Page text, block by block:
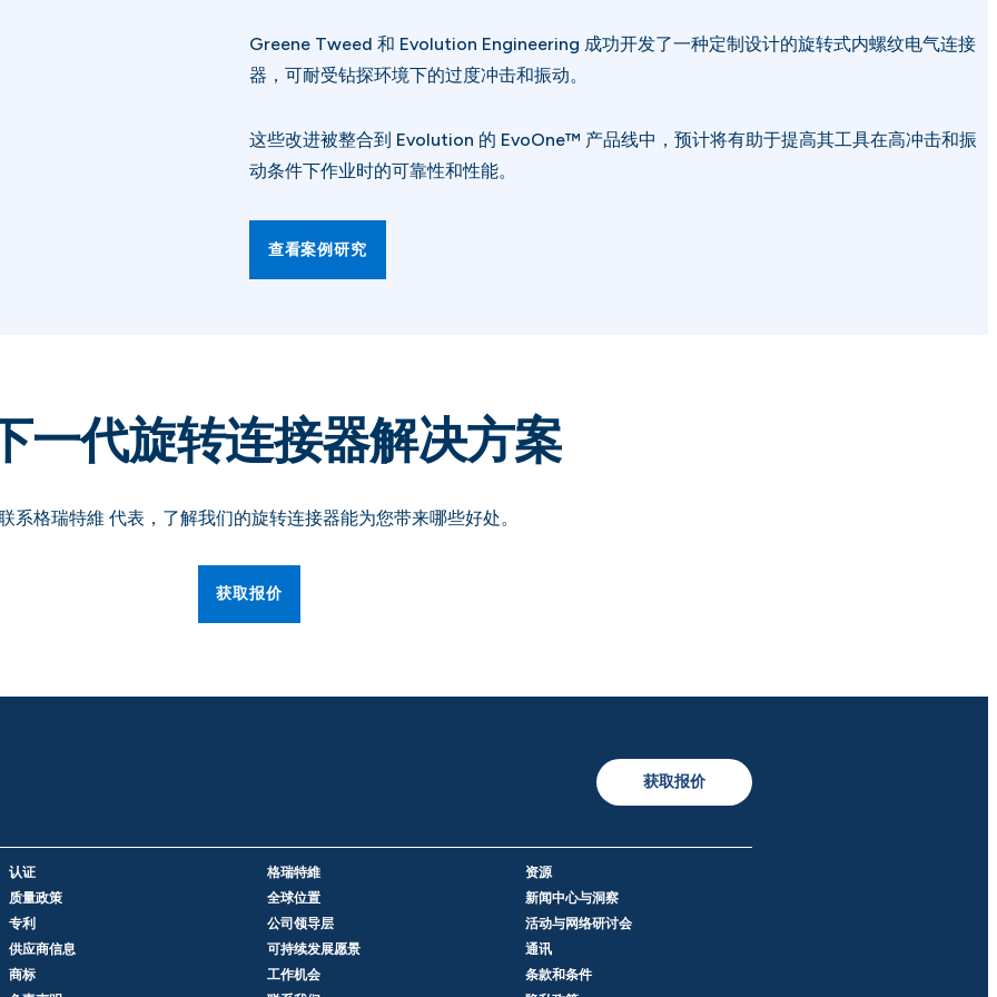
Greene Tweed 和 Evolution Engineering 成功开发了一种定制设计的旋转式内螺纹电气连接
器，可耐受钻探环境下的过度冲击和振动。
这些改进被整合到 Evolution 的 EvoOne™ 产品线中，预计将有助于提高其工具在高冲击和振
动条件下作业时的可靠性和性能。
查看案例研究
一代旋转连接器解决方案
系格瑞特維 代表，了解我们的旋转连接器能为您带来哪些好处。
获取报价
获取报价
认证
质量政策
专利
供应商信息
商标
格瑞特維
全球位置
公司领导层
可持续发展愿景
工作机会
资源
新闻中心与洞察
活动与网络研讨会
通讯
条款和条件